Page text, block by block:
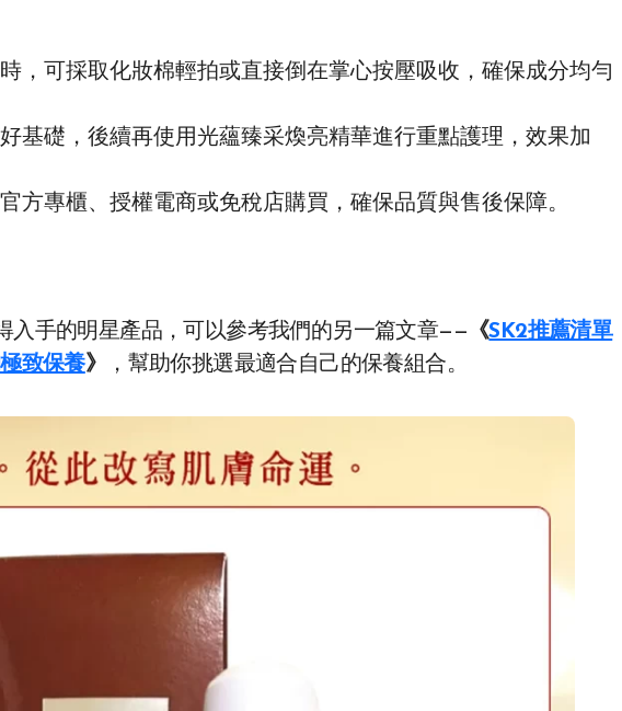
，可採取化妝棉輕拍或直接倒在掌心按壓吸收，確保成分均勻
基礎，後續再使用光蘊臻采煥亮精華進行重點護理，效果加
方專櫃、授權電商或免稅店購買，確保品質與售後保障。
入手的明星產品，可以參考我們的另一篇文章—— 《SK2推薦清單
致保養》 ，幫助你挑選最適合自己的保養組合。